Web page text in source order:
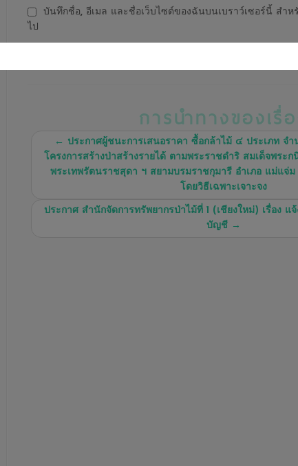
บันทึกชื่อ, อีเมล และชื่อเว็บไซต์ของฉันบนเบราว์เซอร์นี้ สำห
ไป
การนำทางของเรื่
← ประกาศผู้ชนะการเสนอราคา ซื้อกล้าไม้ ๔ ประเภท จ
โครงการสร้างป่าสร้างรายได้ ตามพระราชดำริ สมเด็จพระ
พระเทพรัตนราชสุดา ฯ สยามบรมราชกุมารี อำเภอ แม่แจ่
โดยวิธีเฉพาะเจาะจง
ประกาศ สำนักจัดการทรัพยากรป่าไม้ที่ 1 (เชียงใหม่) เรื่อง
บัญชี →